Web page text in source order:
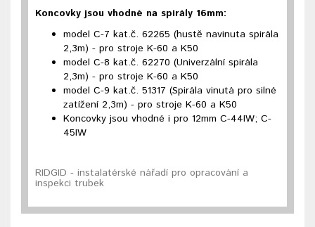
Koncovky jsou vhodné na spirály 16mm:
model C-7 kat.č. 62265 (hustě navinuta spirála
2,3m) - pro stroje K-60 a K50
model C-8 kat.č. 62270 (Univerzální spirála
2,3m) - pro stroje K-60 a K50
model C-9 kat.č. 51317 (Spirála vinutá pro silné
zatížení 2,3m) - pro stroje K-60 a K50
Koncovky jsou vhodné i pro 12mm C-44IW; C-
45IW
RIDGID - instalatérské nářadí pro opracování a
inspekci trubek